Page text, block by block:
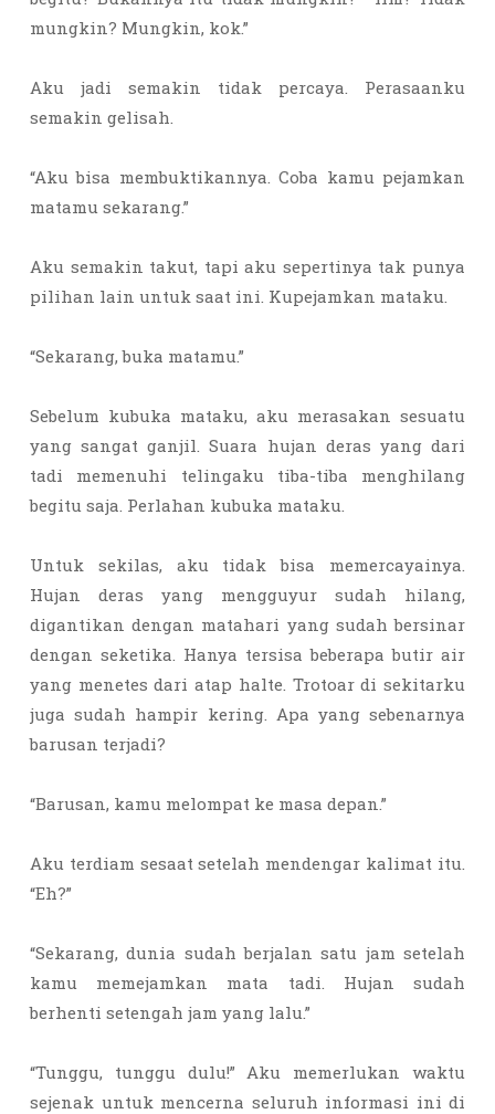
mungkin? Mungkin, kok.”
Aku jadi semakin tidak percaya. Perasaanku
semakin gelisah.
“Aku bisa membuktikannya. Coba kamu pejamkan
matamu sekarang.”
Aku semakin takut, tapi aku sepertinya tak punya
pilihan lain untuk saat ini. Kupejamkan mataku.
“Sekarang, buka matamu.”
Sebelum kubuka mataku, aku merasakan sesuatu
yang sangat ganjil. Suara hujan deras yang dari
tadi memenuhi telingaku tiba-tiba menghilang
begitu saja. Perlahan kubuka mataku.
Untuk sekilas, aku tidak bisa memercayainya.
Hujan deras yang mengguyur sudah hilang,
digantikan dengan matahari yang sudah bersinar
dengan seketika. Hanya tersisa beberapa butir air
yang menetes dari atap halte. Trotoar di sekitarku
juga sudah hampir kering. Apa yang sebenarnya
barusan terjadi?
“Barusan, kamu melompat ke masa depan.”
Aku terdiam sesaat setelah mendengar kalimat itu.
“Eh?”
“Sekarang, dunia sudah berjalan satu jam setelah
kamu memejamkan mata tadi. Hujan sudah
berhenti setengah jam yang lalu.”
“Tunggu, tunggu dulu!” Aku memerlukan waktu
sejenak untuk mencerna seluruh informasi ini di